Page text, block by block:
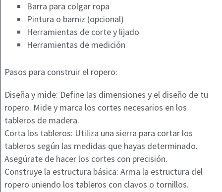
Barra para colgar ropa
Pintura o barniz (opcional)
Herramientas de corte y lijado
Herramientas de medición
Pasos para construir el ropero:
Diseña y mide: Define las dimensiones y el diseño de tu
ropero. Mide y marca los cortes necesarios en los
tableros de madera.
Corta los tableros: Utiliza una sierra para cortar los
tableros según las medidas que hayas determinado.
Asegúrate de hacer los cortes con precisión.
Construye la estructura básica: Arma la estructura del
ropero uniendo los tableros con clavos o tornillos.